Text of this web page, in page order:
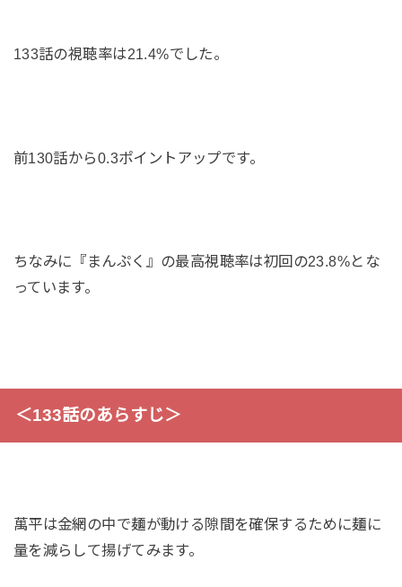
133話の視聴率は21.4%でした。
前130話から0.3ポイントアップです。
ちなみに『まんぷく』の最高視聴率は初回の23.8%とな
っています。
＜133話のあらすじ＞
萬平は金網の中で麺が動ける隙間を確保するために麺に
量を減らして揚げてみます。